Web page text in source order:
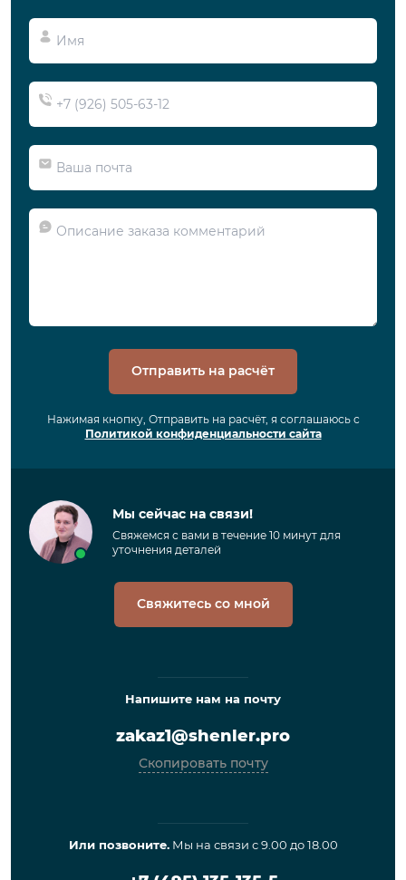
Отправить на расчёт
Нажимая кнопку, Отправить на расчёт, я соглашаюсь с
Политикой конфиденциальности сайта
Мы сейчас на связи!
Свяжемся с вами в течение 10 минут для
уточнения деталей
Свяжитесь со мной
Напишите нам на почту
zakaz1@shenler.pro
Скопировать почту
Или позвоните.Мы на связи с 9.00 до 18.00